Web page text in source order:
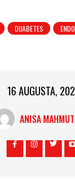
DIJABETES
16 AUGUSTA,
ANISA